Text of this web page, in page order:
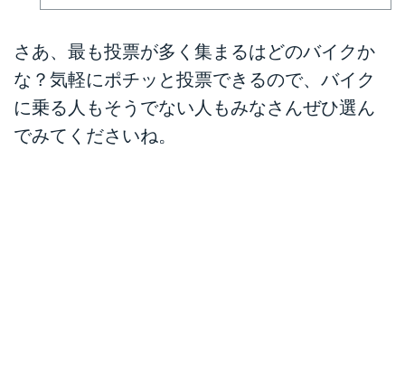
さあ、最も投票が多く集まるはどのバイクか
な？気軽にポチッと投票できるので、バイク
に乗る人もそうでない人もみなさんぜひ選ん
でみてくださいね。